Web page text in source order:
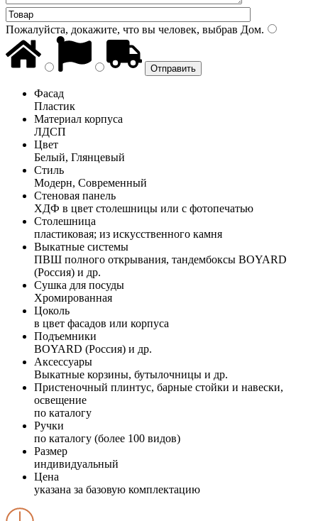
Пожалуйста, докажите, что вы человек, выбрав Дом.
Фасад
Пластик
Материал корпуса
ЛДСП
Цвет
Белый, Глянцевый
Стиль
Модерн, Современный
Стеновая панель
ХДФ в цвет столешницы или с фотопечатью
Столешница
пластиковая; из искусственного камня
Выкатные системы
ПВШ полного открывания, тандембоксы BOYARD
(Россия) и др.
Сушка для посуды
Хромированная
Цоколь
в цвет фасадов или корпуса
Подъемники
BOYARD (Россия) и др.
Аксессуары
Выкатные корзины, бутылочницы и др.
Пристеночный плинтус, барные стойки и навески,
освещение
по каталогу
Ручки
по каталогу (более 100 видов)
Размер
индивидуальный
Цена
указана за базовую комплектацию